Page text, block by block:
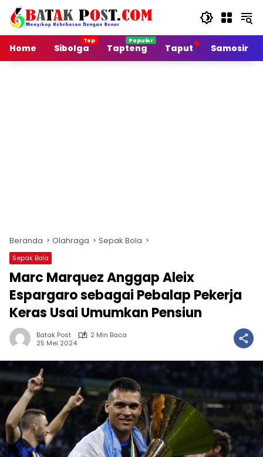
Langsung
konten
Home
Sibolga Tapteng Taput Samosir
Beranda Olahraga Sepak Bola
Sepak Bola
Marc Marquez Anggap Aleix
Espargaro sebagai Pebalap Pekerja
Keras Usai Umumkan Pensiun
Batak Post
2 Min Baca
25 Mei 2024